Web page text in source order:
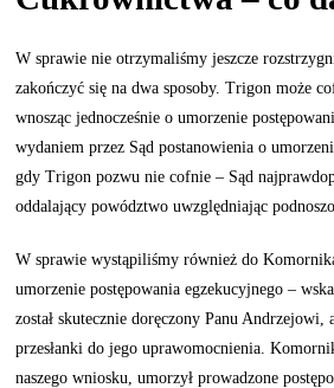
W sprawie nie otrzymaliśmy jeszcze
zakończyć się na dwa sposoby. Trigon może
wnosząc jednocześnie o umorzenie
wydaniem przez Sąd postanowienia o
gdy Trigon pozwu nie cofnie – Sąd
oddalający powództwo uwzględniając
W sprawie wystąpiliśmy również do
umorzenie postępowania egzekucyjnego –
został skutecznie doręczony Panu Andrzejowi,
przesłanki do jego uprawomocnienia.
naszego wniosku, umorzył prowadzone